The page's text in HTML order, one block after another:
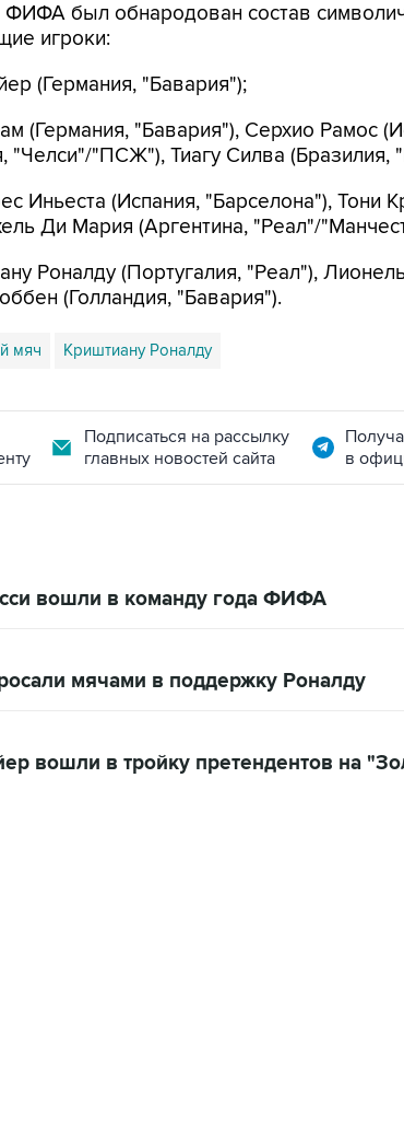
был обнародован состав
игроки:
(Германия, "Бавария");
(Германия, "Бавария"), Серхио Рамос
"Челси"/"ПСЖ"), Тиагу Силва
Иньеста (Испания, "Барселона"), Тони
Ди Мария (Аргентина, "Реал"/
Роналду (Португалия, "Реал"),
(Голландия, "Бавария").
мяч Криштиану Роналду
Подписаться на рассылку
главных новостей сайта
в
вошли в команду года ФИФА
мячами в поддержку Роналду
вошли в тройку претендентов на